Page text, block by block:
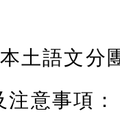
土語文分
意事項：